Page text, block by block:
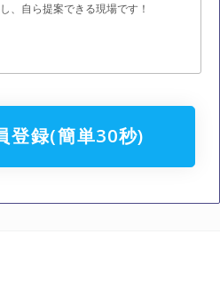
、自ら提案できる現場です！
登録(簡単30秒)